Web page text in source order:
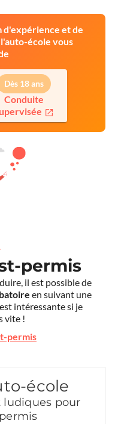
d'expérience et de
école vous
Dès 18 ans
Conduite
permis
il est possible de
en suivant une
intéressante si je
vite !
permis
école
ludiques pour